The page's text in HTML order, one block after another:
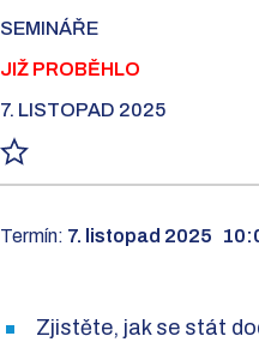
SEMINÁŘE
JIŽ PROBĚHLO
7. LISTOPAD 2025
Termín: 7. listopad 2025
Zjistěte, jak se stát